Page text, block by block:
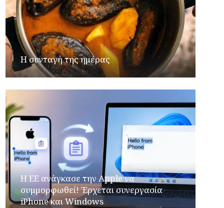
Η συνταγή της ημέρας
H ΕΕ ανάγκασε την Apple να
συμμορφωθεί! Έρχεται συνεργασία
iPhone και Windows